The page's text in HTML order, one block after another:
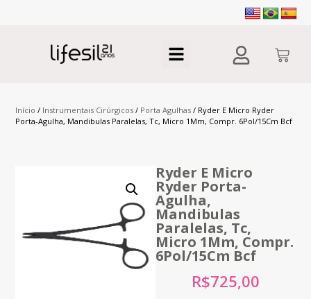
Início / Instrumentais Cirúrgicos / Porta Agulhas / Ryder E Micro Ryder
Porta-Agulha, Mandibulas Paralelas, Tc, Micro 1Mm, Compr. 6Pol/15Cm Bcf
Ryder E Micro
Ryder Porta-
Agulha,
Mandibulas
Paralelas, Tc,
Micro 1Mm, Compr.
6Pol/15Cm Bcf
R$725,00